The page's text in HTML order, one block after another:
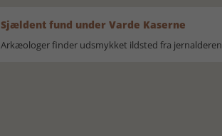
Sjældent fund under Varde Kaserne
Arkæologer finder udsmykket ildsted fra jernalderen